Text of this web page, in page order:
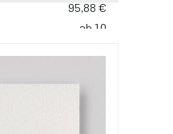
95,88 €
ab 10